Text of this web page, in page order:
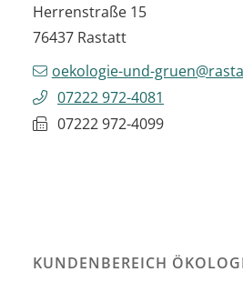
Herrenstraße 15
76437 Rastatt
oekologie-und-
07222 972-4081
07222 972-4099
KUNDENBEREICH